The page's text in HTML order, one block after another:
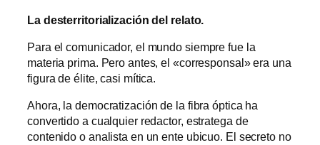
La desterritorialización del relato.
Para el comunicador, el mundo siempre fue la
materia prima. Pero antes, el «corresponsal» era una
figura de élite, casi mítica.
Ahora, la democratización de la fibra óptica ha
convertido a cualquier redactor, estratega de
contenido o analista en un ente ubicuo. El secreto no